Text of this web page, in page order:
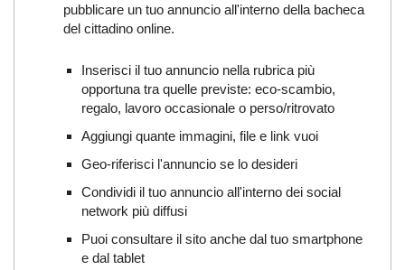
pubblicare un tuo annuncio all'interno della bacheca
del cittadino online.
Inserisci il tuo annuncio nella rubrica più
opportuna tra quelle previste: eco-scambio,
regalo, lavoro occasionale o perso/ritrovato
Aggiungi quante immagini, file e link vuoi
Geo-riferisci l'annuncio se lo desideri
Condividi il tuo annuncio all'interno dei social
network più diffusi
Puoi consultare il sito anche dal tuo smartphone
e dal tablet